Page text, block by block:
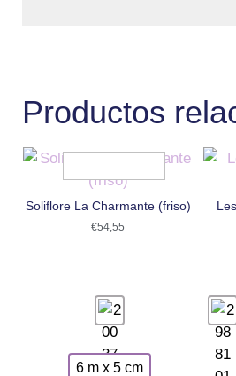
Productos
Soliflore La Charmante (friso)
€54,55
6 m x 5 cm